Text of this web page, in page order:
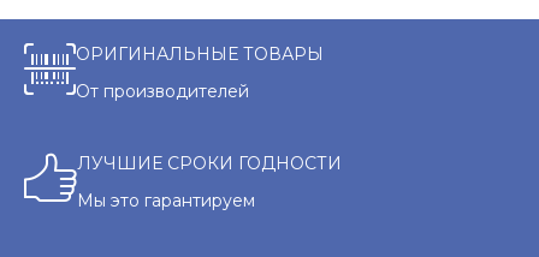
ОРИГИНАЛЬНЫЕ ТОВАРЫ
От производителей
ЛУЧШИЕ СРОКИ ГОДНОСТИ
Мы это гарантируем